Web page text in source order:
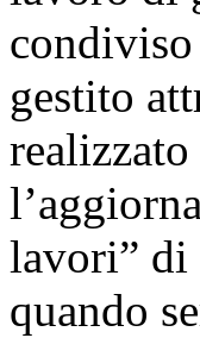
gestito
lavori” di
quando